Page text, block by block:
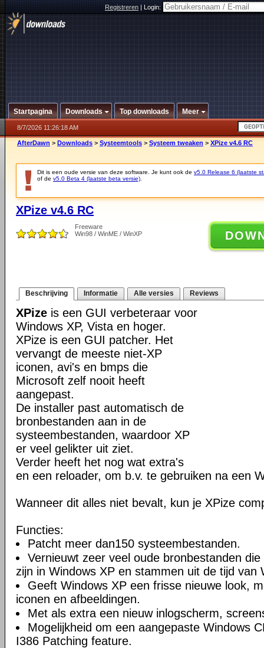
Registreren|Login:
Startpagina Downloads Top downloads Meer
8/7/2026 11:26:18 AM
AfterDawn > Downloads > Systeemtools > Systeem tweaken > XPize v4.6 RC
Dit is een oude versie van deze software. Je kunt ook de v5.0 Release 6 (laatste
of de v5.0 Beta 4 (laatste beta versie)
XPize v4.6 RC
Freeware
Win98 / WinME / WinXP
Beschrijving Informatie Alle versies Reviews
XPize is een GUI verbeteraar voor
Windows XP, Vista en hoger.
XPize is een GUI patcher. Het
vervangt de meeste niet-XP
iconen, avi's en bmps die
Microsoft zelf nooit heeft
aangepast.
De installer past automatisch de
bronbestanden aan in de
systeembestanden, waardoor XP
er veel gelikter uit ziet.
Verder heeft het nog wat extra's
en een reloader, om b.v. te gebruiken na een
Wanneer dit alles niet bevalt, kun je XPize
Functies:
Patcht meer dan150 systeembestanden.
Vernieuwt zeer veel oude bronbestanden
zijn in Windows XP en stammen uit de tijd van
Geeft Windows XP een frisse nieuwe look,
iconen en afbeeldingen.
Met als extra een nieuw inlogscherm,
Mogelijkheid om een aangepaste Windows
I386 Patching feature.